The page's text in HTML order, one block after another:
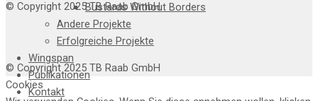
Bustards Without Borders
Andere Projekte
Erfolgreiche Projekte
Wingspan
Publikationen
Kontakt
© Copyright 2025 TB Raab GmbH
© Copyright 2025 TB Raab GmbH
Cookies